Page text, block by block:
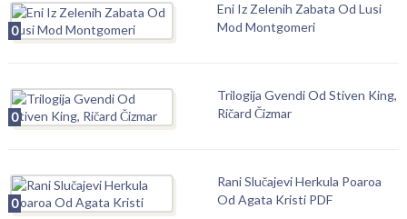
0
Eni Iz Zelenih Zabata Od Lusi
Mod Montgomeri
0
Trilogija Gvendi Od Stiven King,
Ričard Čizmar
0
Rani Slučajevi Herkula Poaroa
Od Agata Kristi PDF